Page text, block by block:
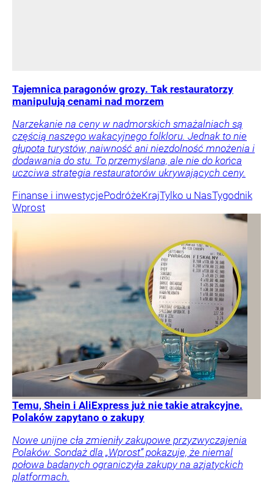
Tajemnica paragonów grozy. Tak restauratorzy
manipulują cenami nad morzem
Narzekanie na ceny w nadmorskich smażalniach są
częścią naszego wakacyjnego folkloru. Jednak to nie
głupota turystów, naiwność ani niezdolność mnożenia i
dodawania do stu. To przemyślana, ale nie do końca
uczciwa strategia restauratorów ukrywających ceny.
Finanse i inwestycjePodróżeKrajTylko u NasTygodnik
Wprost
Temu, Shein i AliExpress już nie takie atrakcyjne.
Polaków zapytano o zakupy
Nowe unijne cła zmieniły zakupowe przyzwyczajenia
Polaków. Sondaż dla „Wprost” pokazuje, że niemal
połowa badanych ograniczyła zakupy na azjatyckich
platformach.